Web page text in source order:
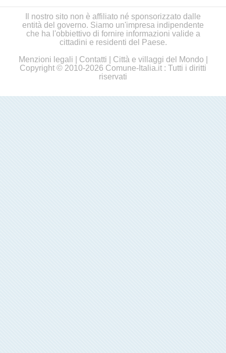
Il nostro sito non è affiliato né sponsorizzato dalle
entità del governo. Siamo un'impresa indipendente
che ha l'obbiettivo di fornire informazioni valide a
cittadini e residenti del Paese.
Menzioni legali
Contatti Città e villaggi del Mondo
Copyright © 2010-2026 Comune-Italia.it : Tutti i diritti
riservati